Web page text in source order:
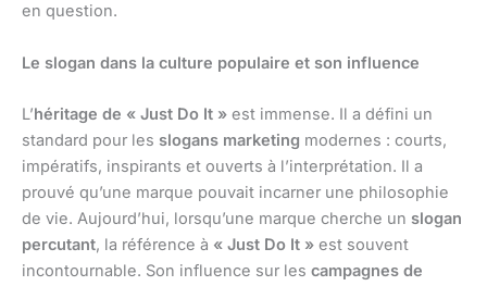
en question.
Le slogan dans la culture populaire et son influence
L’héritage de « Just Do It » est immense. Il a défini un
standard pour les slogans marketing modernes : courts,
impératifs, inspirants et ouverts à l’interprétation. Il a
prouvé qu’une marque pouvait incarner une philosophie
de vie. Aujourd’hui, lorsqu’une marque cherche un slogan
percutant, la référence à « Just Do It » est souvent
incontournable. Son influence sur les campagnes de